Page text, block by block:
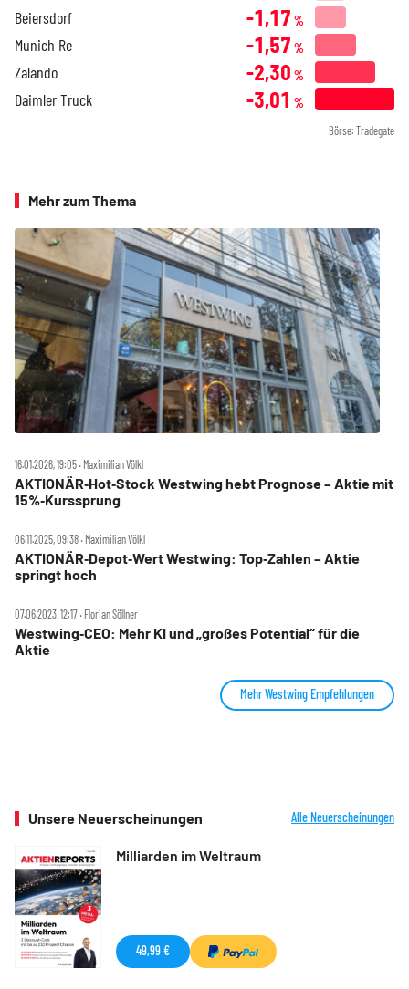
Beiersdorf -1,17 %
Munich Re -1,57 %
Zalando -2,30 %
Daimler Truck -3,01 %
Börse: Tradegate
Mehr zum Thema
16.01.2026, 19:05 ‧ Maximilian Völkl
AKTIONÄR‑Hot‑Stock Westwing hebt Prognose – Aktie mit
15%‑Kurssprung
06.11.2025, 09:38 ‧ Maximilian Völkl
AKTIONÄR‑Depot‑Wert Westwing: Top‑Zahlen – Aktie
springt hoch
07.06.2023, 12:17 ‧ Florian Söllner
Westwing‑CEO: Mehr KI und „großes Potential“ für die
Aktie
Mehr Westwing Empfehlungen
Unsere Neuerscheinungen Alle Neuerscheinungen
Milliarden im Weltraum
49,99 €